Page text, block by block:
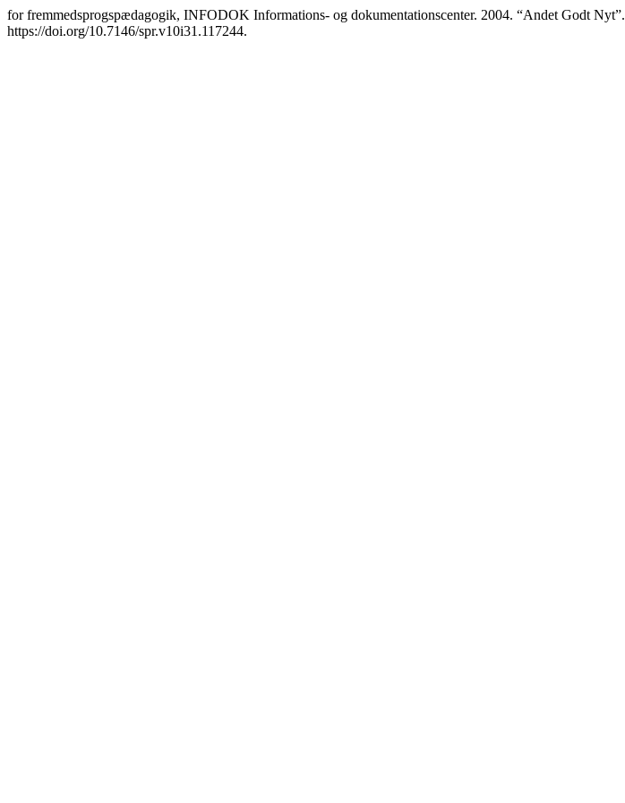
for fremmedsprogspædagogik, INFODOK Informations- og dokumentationscenter. 2004. “Andet Godt Nyt”.
https://doi.org/10.7146/spr.v10i31.117244.